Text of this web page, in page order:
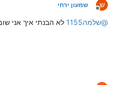
ש
מנותק
שמעון ירחי
@שלמה1155 לא הבנתי איך אני